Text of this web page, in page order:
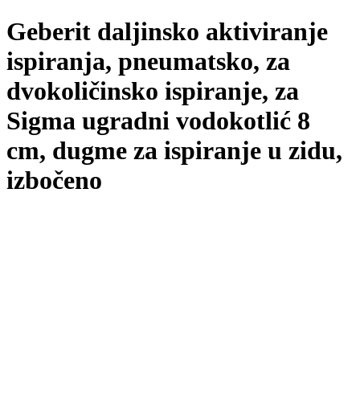
Geberit daljinsko aktiviranje
ispiranja, pneumatsko, za
dvokoličinsko ispiranje, za
Sigma ugradni vodokotlić 8
cm, dugme za ispiranje u zidu,
izbočeno